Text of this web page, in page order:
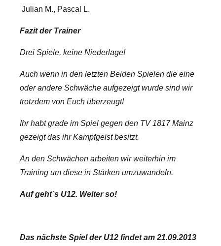
Julian M., Pascal L.
Fazit der Trainer
Drei Spiele, keine Niederlage!
Auch wenn in den letzten Beiden Spielen die eine
oder andere Schwäche aufgezeigt wurde sind wir
trotzdem von Euch überzeugt!
Ihr habt grade im Spiel gegen den TV 1817 Mainz
gezeigt das ihr Kampfgeist besitzt.
An den Schwächen arbeiten wir weiterhin im
Training um diese in Stärken umzuwandeln.
Auf geht`s U12. Weiter so!
Das nächste Spiel der U12 findet am 21.09.2013